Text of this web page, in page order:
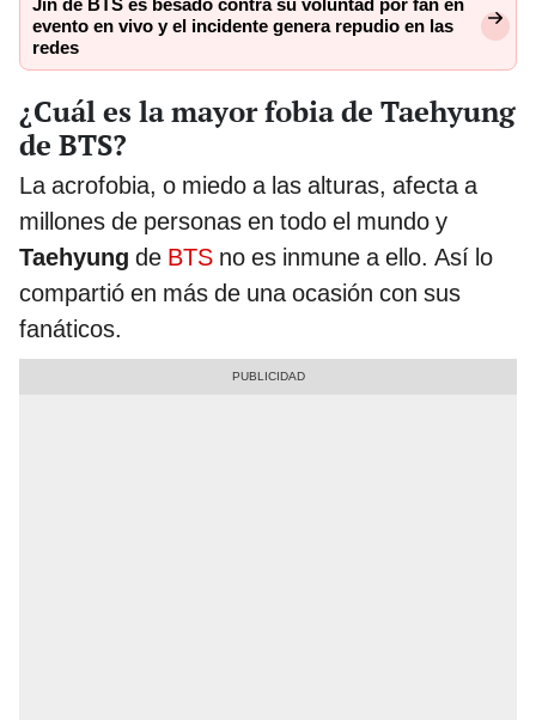
Jin de BTS es besado contra su voluntad por fan en
evento en vivo y el incidente genera repudio en las
redes
¿Cuál es la mayor fobia de Taehyung
de BTS?
La acrofobia, o miedo a las alturas, afecta a
millones de personas en todo el mundo y
Taehyung de BTS no es inmune a ello. Así lo
compartió en más de una ocasión con sus
fanáticos.